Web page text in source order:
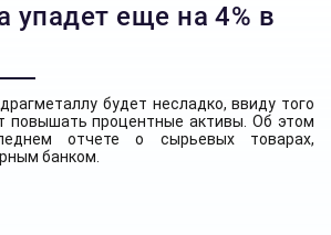
упадет еще на 4% в
будет несладко, ввиду того
повышать процентные активы. Об этом
отчете о сырьевых товарах,
банком.